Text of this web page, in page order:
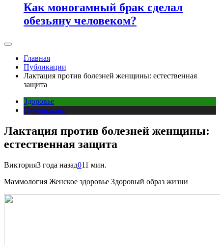
Как моногамный брак сделал
обезьяну человеком?
Главная
Публикации
Лактация против болезней женщины: естественная
защита
Здоровье
Публикации
Лактация против болезней женщины:
естественная защита
Виктория3 года назад011 мин.
Маммология Женское здоровье Здоровый образ жизни